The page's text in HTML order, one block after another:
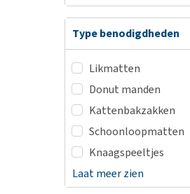
Type benodigdheden
Likmatten
Donut manden
Kattenbakzakken
Schoonloopmatten
Knaagspeeltjes
Laat meer zien